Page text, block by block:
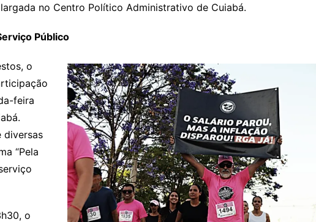
no Centro Político Administrativo de Cuiabá.
Público
o
feira
diversas
“Pela
o